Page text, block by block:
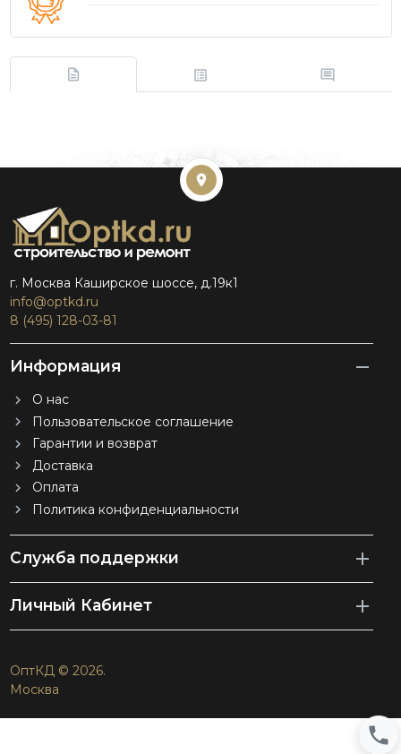
г. Москва Каширское шоссе, д.19к1
info@optkd.ru
8 (495) 128-03-81
Информация
О нас
Пользовательское соглашение
Гарантии и возврат
Доставка
Оплата
Политика конфиденциальности
Служба поддержки
Личный Кабинет
ОптКД © 2026.
Москва